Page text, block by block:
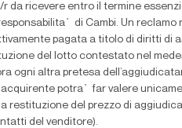
da ricevere entro il termine
di Cambi. Un
pagata a titolo di diritti di
del lotto contestato nel
ogni altra pretesa
acquirente potra` far valere
restituzione del prezzo di
del venditore).